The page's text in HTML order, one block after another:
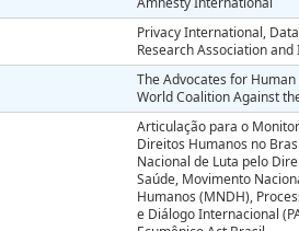
Privacy International,
Research Association
The Advocates for Human
World Coalition Against
Articulação para o
Direitos Humanos no
Nacional de Luta pelo
Saúde, Movimento
Humanos (MNDH),
e Diálogo Internacional